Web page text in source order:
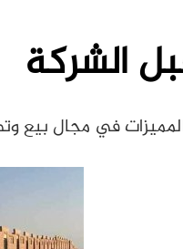
الشركة
في مجال بيع